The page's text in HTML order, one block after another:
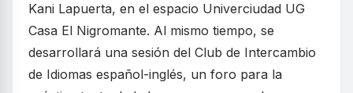
Kani Lapuerta, en el espacio Univerciudad UG
Casa El Nigromante. Al mismo tiempo, se
desarrollará una sesión del Club de Intercambio
de Idiomas español-inglés, un foro para la